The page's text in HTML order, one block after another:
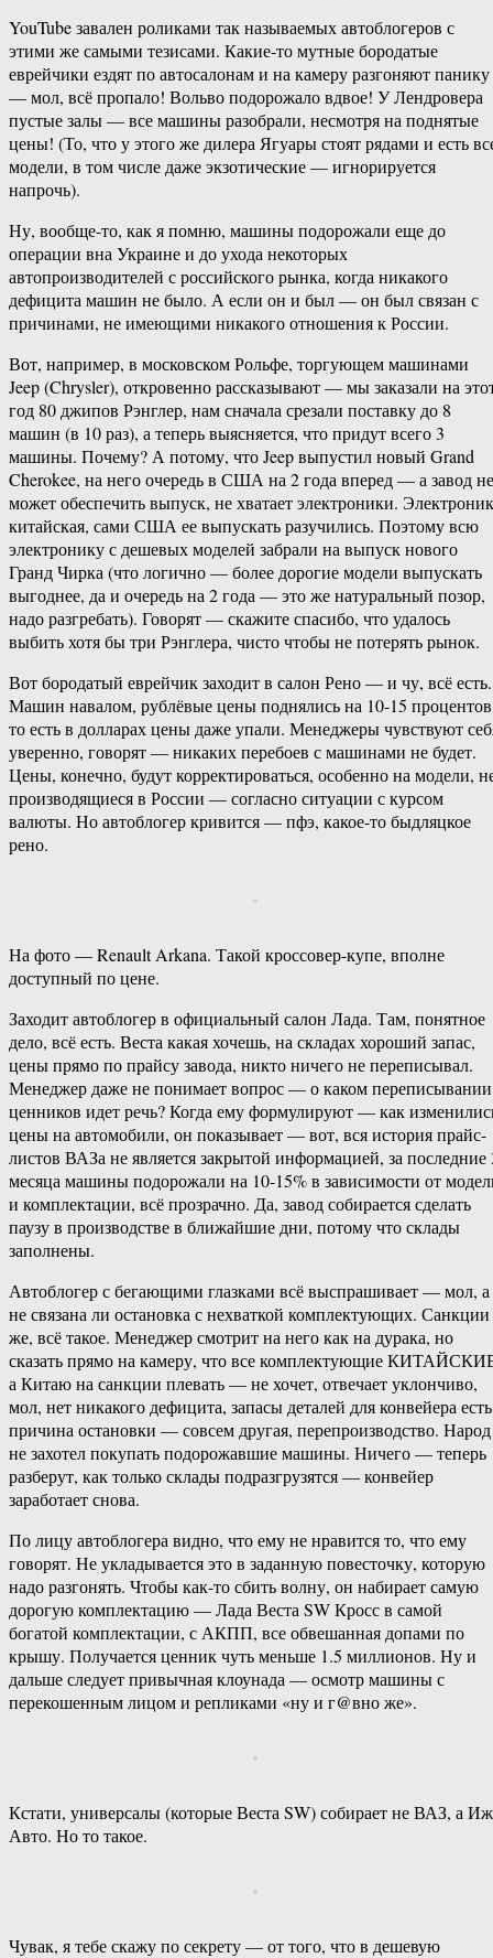
YouTube завален роликами так называемых автоблогеров с
этими же самыми тезисами. Какие-то мутные бородатые
еврейчики ездят по автосалонам и на камеру разгоняют панику
— мол, всё пропало! Вольво подорожало вдвое! У Лендровера
пустые залы — все машины разобрали, несмотря на поднятые
цены! (То, что у этого же дилера Ягуары стоят рядами и есть
модели, в том числе даже экзотические — игнорируется
напрочь).
Ну, вообще-то, как я помню, машины подорожали еще до
операции вна Украине и до ухода некоторых
автопроизводителей с российского рынка, когда никакого
дефицита машин не было. А если он и был — он был связан с
причинами, не имеющими никакого отношения к России.
Вот, например, в московском Рольфе, торгующем машинами
Jeep (Chrysler), откровенно рассказывают — мы заказали на
год 80 джипов Рэнглер, нам сначала срезали поставку до 8
машин (в 10 раз), а теперь выясняется, что придут всего 3
машины. Почему? А потому, что Jeep выпустил новый Grand
Cherokee, на него очередь в США на 2 года вперед — а завод не
может обеспечить выпуск, не хватает электроники.
китайская, сами США ее выпускать разучились. Поэтому всю
электронику с дешевых моделей забрали на выпуск нового
Гранд Чирка (что логично — более дорогие модели выпускать
выгоднее, да и очередь на 2 года — это же натуральный позор,
надо разгребать). Говорят — скажите спасибо, что удалось
выбить хотя бы три Рэнглера, чисто чтобы не потерять рынок.
Вот бородатый еврейчик заходит в салон Рено — и чу, всё есть.
Машин навалом, рублёвые цены поднялись на 10-15
то есть в долларах цены даже упали. Менеджеры чувствуют
уверенно, говорят — никаких перебоев с машинами не будет.
Цены, конечно, будут корректироваться, особенно на модели,
производящиеся в России — согласно ситуации с курсом
валюты. Но автоблогер кривится — пфэ, какое-то быдляцкое
рено.
На фото — Renault Arkana. Такой кроссовер-купе, вполне
доступный по цене.
Заходит автоблогер в официальный салон Лада. Там, понятное
дело, всё есть. Веста какая хочешь, на складах хороший запас,
цены прямо по прайсу завода, никто ничего не переписывал.
Менеджер даже не понимает вопрос — о каком переписывании
ценников идет речь? Когда ему формулируют — как
цены на автомобили, он показывает — вот, вся история прайс-
листов ВАЗа не является закрытой информацией, за последние
месяца машины подорожали на 10-15% в зависимости от
и комплектации, всё прозрачно. Да, завод собирается сделать
паузу в производстве в ближайшие дни, потому что склады
заполнены.
Автоблогер с бегающими глазками всё выспрашивает — мол, а
не связана ли остановка с нехваткой комплектующих. Санкции
же, всё такое. Менеджер смотрит на него как на дурака, но
сказать прямо на камеру, что все комплектующие
а Китаю на санкции плевать — не хочет, отвечает уклончиво,
мол, нет никакого дефицита, запасы деталей для конвейера
причина остановки — совсем другая, перепроизводство. Народ
не захотел покупать подорожавшие машины. Ничего — теперь
разберут, как только склады подразгрузятся — конвейер
заработает снова.
По лицу автоблогера видно, что ему не нравится то, что ему
говорят. Не укладывается это в заданную повесточку, которую
надо разгонять. Чтобы как-то сбить волну, он набирает самую
дорогую комплектацию — Лада Веста SW Кросс в самой
богатой комплектации, с АКПП, все обвешанная допами по
крышу. Получается ценник чуть меньше 1.5 миллионов. Ну и
дальше следует привычная клоунада — осмотр машины с
перекошенным лицом и репликами «ну и г@вно же».
Кстати, универсалы (которые Веста SW) собирает не ВАЗ, а
Авто. Но то такое.
Чувак, я тебе скажу по секрету — от того, что в дешевую